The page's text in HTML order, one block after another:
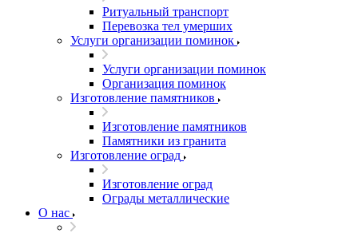
Ритуальный транспорт
Перевозка тел умерших
Услуги организации поминок
Услуги организации поминок
Организация поминок
Изготовление памятников
Изготовление памятников
Памятники из гранита
Изготовление оград
Изготовление оград
Ограды металлические
О нас